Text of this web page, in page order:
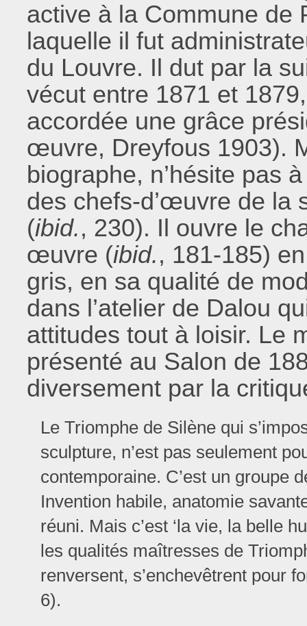
active à la Commune de
laquelle il fut
du Louvre. Il dut par la
vécut entre 1871 et
accordée une grâce
œuvre, Dreyfous 1903).
biographe, n’hésite pas
des chefs-d’œuvre de la
(ibid., 230). Il ouvre le
œuvre (ibid., 181-185)
gris, en sa qualité de
dans l’atelier de Dalou
attitudes tout à loisir. Le
présenté au Salon de
diversement par la
Le Triomphe de Silène qui
sculpture, n’est pas seulement
contemporaine. C’est un groupe
Invention habile, anatomie
réuni. Mais c’est ‘la vie, la belle
les qualités maîtresses de
renversent, s’enchevêtrent pour
6).